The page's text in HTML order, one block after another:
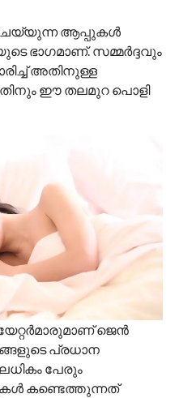
ചെയ്യുന്ന ആപ്പുകള്‍
ഭാഗമാണ്. സമ്മര്‍ദ്ദവും
അതിനുള്ള
ഈ തലമുറ പൊളി
ജെന്‍
പ്രധാന
പേരും
കണ്ടെത്തുന്നത്